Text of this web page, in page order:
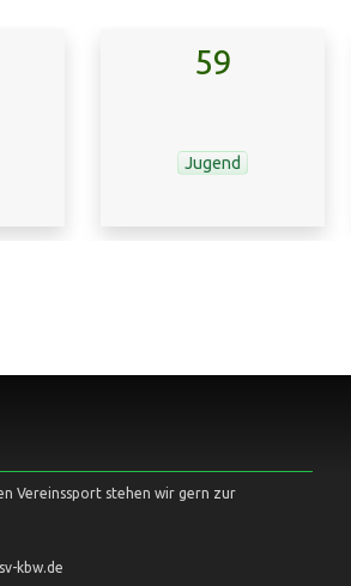
59
Jugend
Vereinssport stehen wir gern zur
kbw.de